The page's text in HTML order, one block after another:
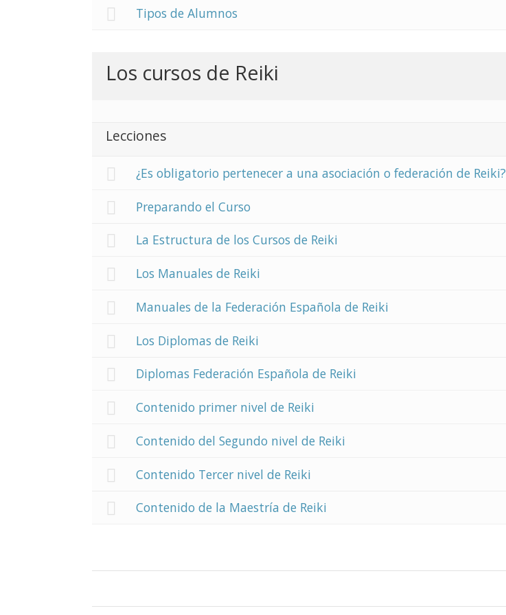
Tipos de Alumnos
Los cursos de Reiki
Lecciones
¿Es obligatorio pertenecer a una asociación o federación de Reiki?
Preparando el Curso
La Estructura de los Cursos de Reiki
Los Manuales de Reiki
Manuales de la Federación Española de Reiki
Los Diplomas de Reiki
Diplomas Federación Española de Reiki
Contenido primer nivel de Reiki
Contenido del Segundo nivel de Reiki
Contenido Tercer nivel de Reiki
Contenido de la Maestría de Reiki